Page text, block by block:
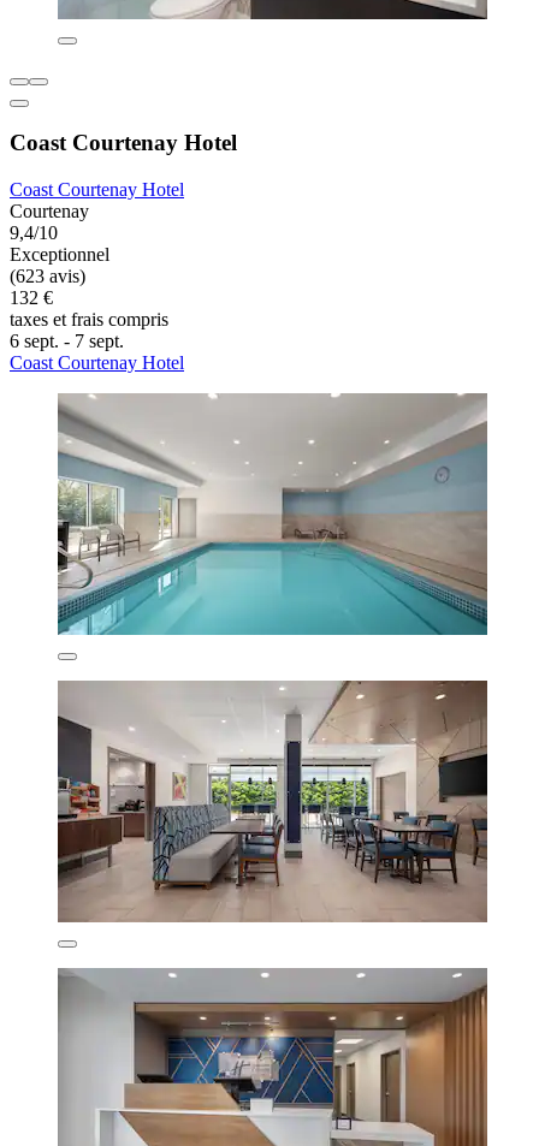
Coast Courtenay Hotel
Coast Courtenay Hotel
Courtenay
9,4/10
Exceptionnel
(623 avis)
132 €
taxes et frais compris
6 sept. - 7 sept.
Coast Courtenay Hotel